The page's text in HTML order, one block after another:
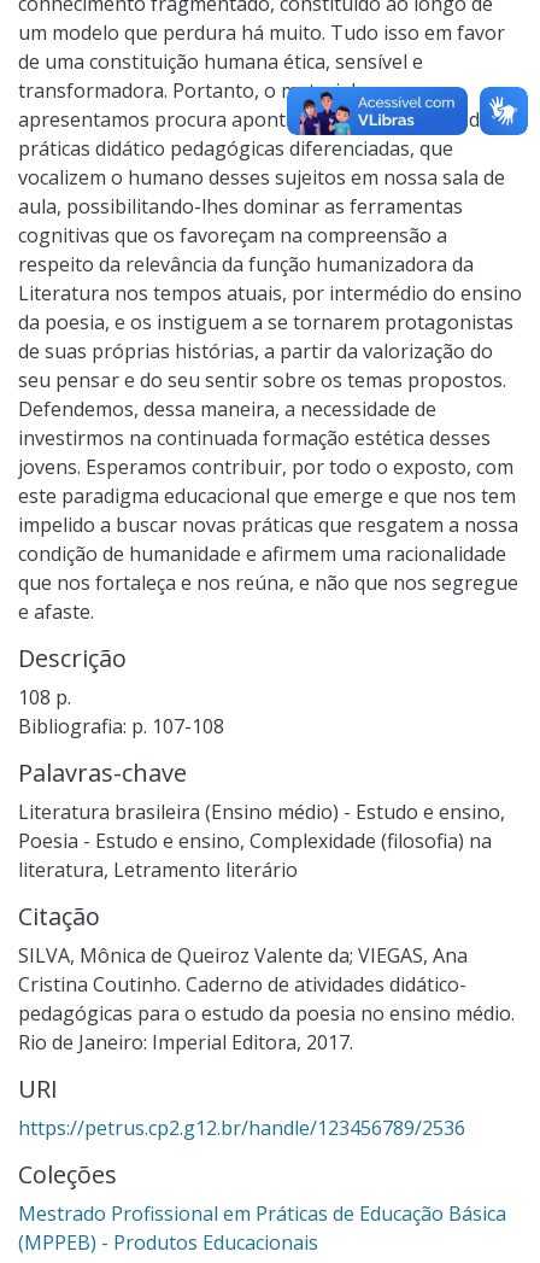
um modelo que perdura há muito. Tudo isso em favor
de uma constituição humana ética, sensível e
transformadora. Portanto, o material que
apresentamos procura apontar para a realização de
práticas didático pedagógicas diferenciadas, que
vocalizem o humano desses sujeitos em nossa sala de
aula, possibilitando-lhes dominar as ferramentas
cognitivas que os favoreçam na compreensão a
respeito da relevância da função humanizadora da
Literatura nos tempos atuais, por intermédio do ensino
da poesia, e os instiguem a se tornarem protagonistas
de suas próprias histórias, a partir da valorização do
seu pensar e do seu sentir sobre os temas propostos.
Defendemos, dessa maneira, a necessidade de
investirmos na continuada formação estética desses
jovens. Esperamos contribuir, por todo o exposto, com
este paradigma educacional que emerge e que nos tem
impelido a buscar novas práticas que resgatem a nossa
condição de humanidade e afirmem uma racionalidade
que nos fortaleça e nos reúna, e não que nos segregue
e afaste.
Descrição
108 p.
Bibliografia: p. 107-108
Palavras-chave
Literatura brasileira (Ensino médio) - Estudo e ensino,
Poesia - Estudo e ensino, Complexidade (filosofia) na
literatura, Letramento literário
Citação
SILVA, Mônica de Queiroz Valente da; VIEGAS, Ana
Cristina Coutinho. Caderno de atividades didático-
pedagógicas para o estudo da poesia no ensino médio.
Rio de Janeiro: Imperial Editora, 2017.
URI
https://petrus.cp2.g12.br/handle/123456789/2536
Coleções
Mestrado Profissional em Práticas de Educação Básica
(MPPEB) - Produtos Educacionais